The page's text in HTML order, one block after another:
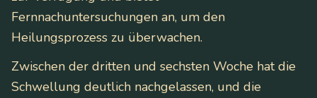
Fernnachuntersuchungen an, um den
Heilungsprozess zu überwachen.
Zwischen der dritten und sechsten Woche hat die
Schwellung deutlich nachgelassen, und die